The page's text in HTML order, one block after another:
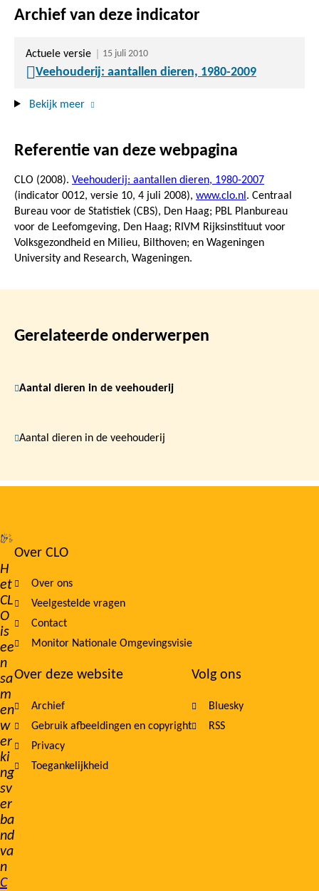
Archief van deze indicator
Actuele versie 15 juli 2010
Veehouderij: aantallen dieren, 1980-2009
Bekijk meer
Referentie van deze webpagina
CLO (2008). Veehouderij: aantallen dieren, 1980-2007
(indicator 0012, versie 10, 4 juli 2008), www.clo.nl . Centraal
Bureau voor de Statistiek (CBS), Den Haag; PBL Planbureau
voor de Leefomgeving, Den Haag; RIVM Rijksinstituut voor
Volksgezondheid en Milieu, Bilthoven; en Wageningen
University and Research, Wageningen.
Gerelateerde onderwerpen
Aantal dieren in de veehouderij
Aantal dieren in de veehouderij
H
et
CL
O
is
ee
n
sa
m
en
w
er
ki
ng
sv
er
ba
nd
va
n
C
Footer
navigation
Over CLO
Over ons
Veelgestelde vragen
Contact
Monitor Nationale Omgevingsvisie
Over deze website
Archief
Gebruik afbeeldingen en copyright
Privacy
Toegankelijkheid
Volg ons
Bluesky
RSS